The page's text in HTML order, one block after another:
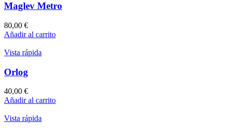
Maglev Metro
80,00 €
Añadir al carrito
Vista rápida
Orlog
40,00 €
Añadir al carrito
Vista rápida